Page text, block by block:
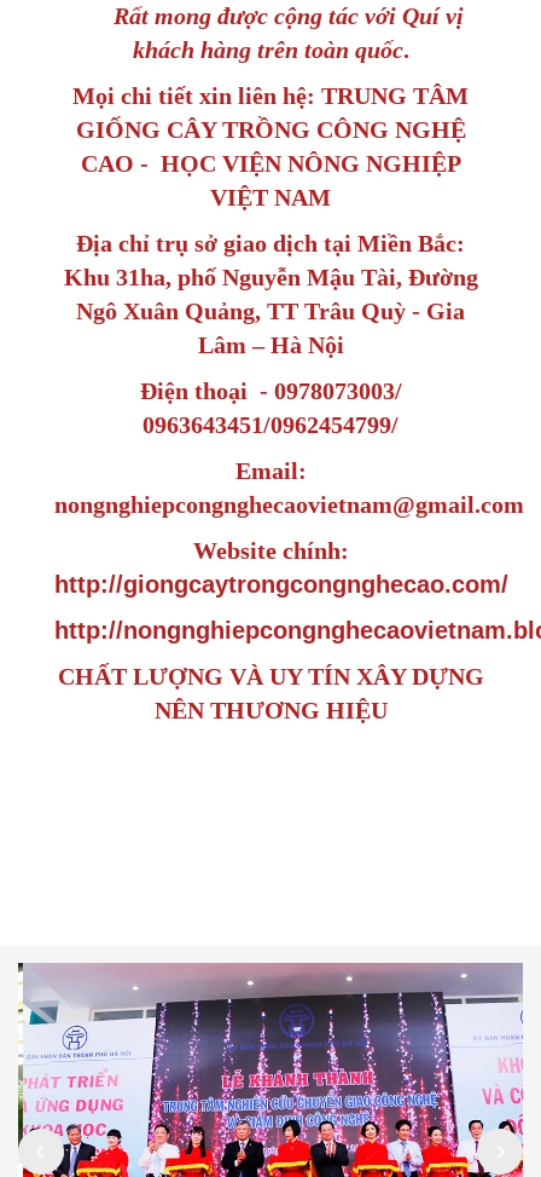
Rất mong được cộng tác với Quí vị
khách hàng trên toàn quốc.
Mọi chi tiết xin liên hệ: TRUNG TÂM
GIỐNG CÂY TRỒNG CÔNG NGHỆ
CAO - HỌC VIỆN NÔNG NGHIỆP
VIỆT NAM
Địa chỉ trụ sở giao dịch tại Miền Bắc:
Khu 31ha, phố Nguyễn Mậu Tài, Đường
Ngô Xuân Quảng, TT Trâu Quỳ - Gia
Lâm – Hà Nội
Điện thoại - 0978073003/
0963643451/0962454799/
Email:
nongnghiepcongnghecaovietnam@gmail.com
Website chính:
http://giongcaytrongcongnghecao.com/
http://
CHẤT LƯỢNG VÀ UY TÍN XÂY DỰNG
NÊN THƯƠNG HIỆU